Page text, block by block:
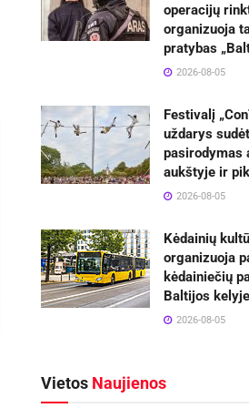
operacijų
organizuoja
pratybas
2026-08-05
Festivalį
uždarys
pasirodymas
aukštyje ir
2026-08-05
Kėdainių
organizuoja
kėdainiečių
Baltijos kelyje
2026-08-05
Vietos Naujienos